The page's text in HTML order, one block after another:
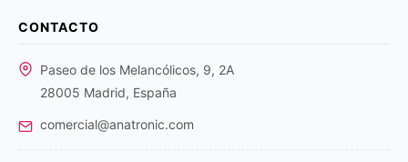
CONTACTO
Paseo de los Melancólicos, 9, 2A
28005 Madrid, España
comercial@anatronic.com